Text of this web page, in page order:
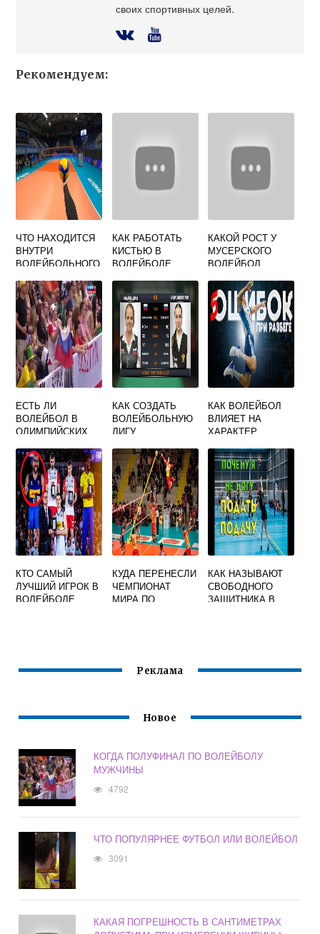
своих спортивных целей.
Рекомендуем:
ЧТО НАХОДИТСЯ
ВНУТРИ
ВОЛЕЙБОЛЬНОГО
КАК РАБОТАТЬ
КИСТЬЮ В
ВОЛЕЙБОЛЕ
КАКОЙ РОСТ У
МУСЕРСКОГО
ВОЛЕЙБОЛ
ЕСТЬ ЛИ
ВОЛЕЙБОЛ В
ОЛИМПИЙСКИХ
КАК СОЗДАТЬ
ВОЛЕЙБОЛЬНУЮ
ЛИГУ
КАК ВОЛЕЙБОЛ
ВЛИЯЕТ НА
ХАРАКТЕР
КТО САМЫЙ
ЛУЧШИЙ ИГРОК В
ВОЛЕЙБОЛЕ
КУДА ПЕРЕНЕСЛИ
ЧЕМПИОНАТ
МИРА ПО
КАК НАЗЫВАЮТ
СВОБОДНОГО
ЗАЩИТНИКА В
Реклама
Новое
КОГДА ПОЛУФИНАЛ ПО ВОЛЕЙБОЛУ
МУЖЧИНЫ
4792
ЧТО ПОПУЛЯРНЕЕ ФУТБОЛ ИЛИ ВОЛЕЙБОЛ
3091
КАКАЯ ПОГРЕШНОСТЬ В САНТИМЕТРАХ